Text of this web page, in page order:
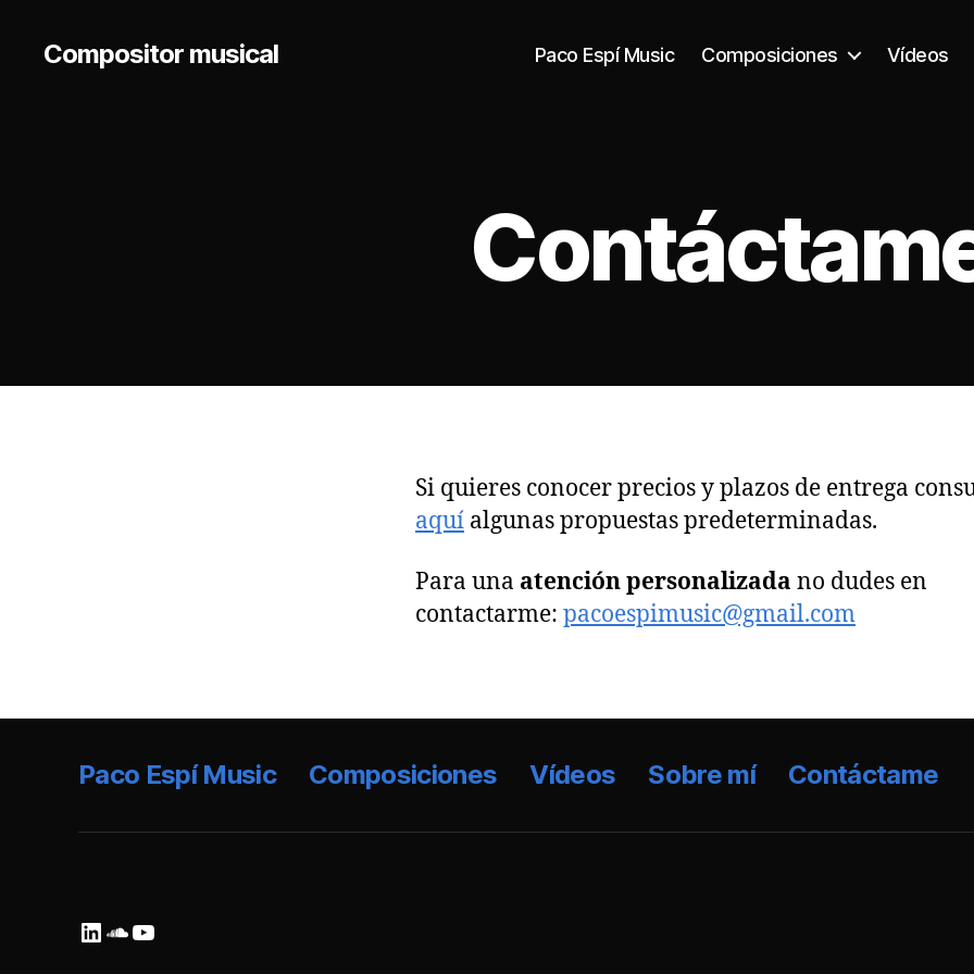
Compositor musical Paco Espí Music Composiciones Vídeos
Si quieres conocer precios y plazos de entrega
aquí algunas propuestas predeterminadas.
Para una atención personalizada no dudes en
contactarme: pacoespimusic@gmail.com
Paco Espí Music Composiciones Vídeos Sobre mí Contáctame
LinkedIn
SoundCloud
YouTube